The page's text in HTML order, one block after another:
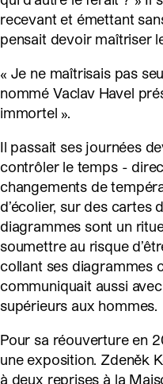
recevant et émettant
pensait devoir maîtriser
« Je ne maîtrisais pas
nommé Vaclav Havel
immortel ».
Il passait ses journées
contrôler le temps -
changements de
d’écolier, sur des cartes
diagrammes sont un
soumettre au risque
collant ses diagrammes
communiquait aussi
supérieurs aux hommes.
Pour sa réouverture en
une exposition. Zdeněk
à deux reprises à la